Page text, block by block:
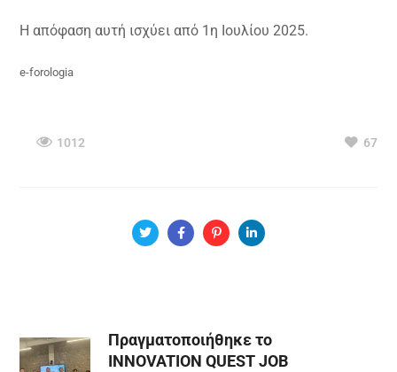
Η απόφαση αυτή ισχύει από 1η Ιουλίου 2025.
e-forologia
1012 67
Πραγματοποιήθηκε το
INNOVATION QUEST JOB